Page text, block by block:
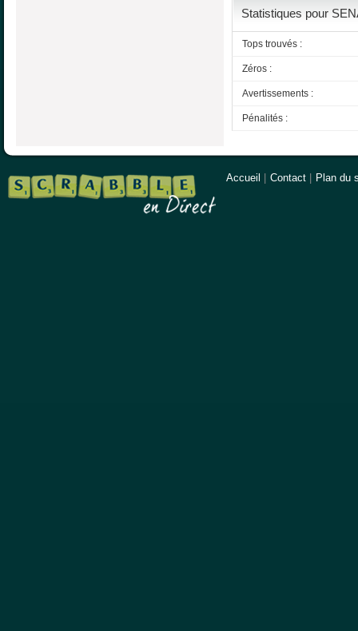
Statistiques pour
Tops trouvés :
Zéros :
Avertissements :
Pénalités :
Accueil Contact Plan du